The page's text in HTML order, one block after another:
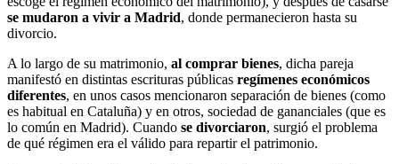
se mudaron a vivir a Madrid, donde permanecieron hasta su
divorcio.
A lo largo de su matrimonio, al comprar bienes, dicha pareja
manifestó en distintas escrituras públicas regímenes económicos
diferentes, en unos casos mencionaron separación de bienes (como
es habitual en Cataluña) y en otros, sociedad de gananciales (que es
lo común en Madrid). Cuando se divorciaron, surgió el problema
de qué régimen era el válido para repartir el patrimonio.